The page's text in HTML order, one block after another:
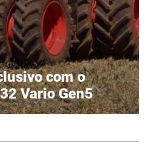
com o
Vario Gen5